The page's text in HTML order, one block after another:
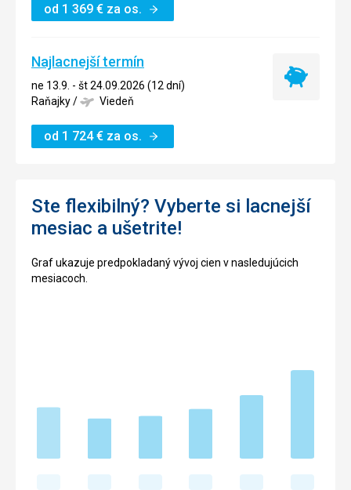
od 1 369 € za os.
Najlacnejší termín
ne 13.9. - št 24.09.2026 (12 dní)
Raňajky/ Viedeň
od 1 724 € za os.
Najlacnejší
Ste flexibilný? Vyberte si lacnejší
mesiac a ušetrite!
Graf ukazuje predpokladaný vývoj cien v nasledujúcich
mesiacoch.